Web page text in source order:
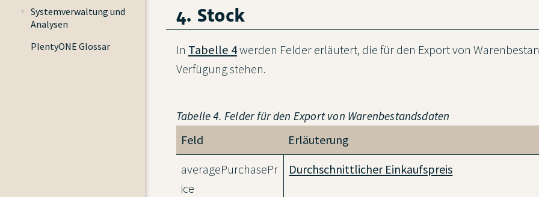
Systemverwaltung und
Analysen
PlentyONE Glossar
4. Stock
In Tabelle 4werden Felder erläutert, die für den Export von
Verfügung stehen.
Tabelle 4. Felder für den Export von Warenbestandsdaten
Feld
Erläuterung
averagePurchasePr
ice
Durchschnittlicher Einkaufspreis